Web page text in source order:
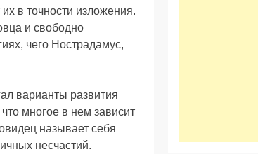
в точности изложения.
и свободно
чего Нострадамус,
варианты развития
многое в нем зависит
называет себя
несчастий.